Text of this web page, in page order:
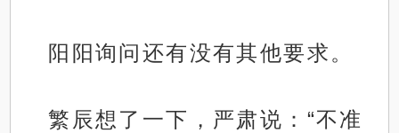
阳阳询问还有没有其他要求。
繁辰想了一下，严肃说：“不准